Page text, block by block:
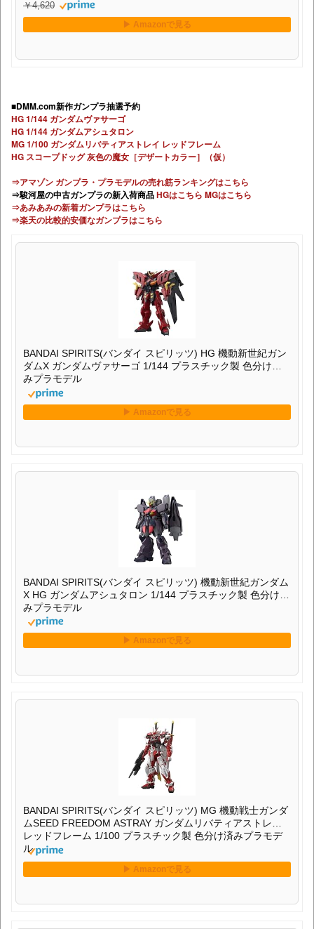
￥4,620
■DMM.com新作ガンプラ抽選予約
HG 1/144 ガンダムヴァサーゴ
HG 1/144 ガンダムアシュタロン
MG 1/100 ガンダムリバティアストレイ レッドフレーム
HG スコープドッグ 灰色の魔女［デザートカラー］（仮）
⇒アマゾン ガンプラ・プラモデルの売れ筋ランキングはこちら
⇒駿河屋の中古ガンプラの新入荷商品HGはこちら MGはこちら
⇒あみあみの新着ガンプラはこちら
⇒楽天の比較的安価なガンプラはこちら
BANDAI SPIRITS(バンダイ スピリッツ) HG 機動新世紀ガン
ダムX ガンダムヴァサーゴ 1/144 プラスチック製 色分け済
みプラモデル
BANDAI SPIRITS(バンダイ スピリッツ) 機動新世紀ガンダム
X HG ガンダムアシュタロン 1/144 プラスチック製 色分け済
みプラモデル
BANDAI SPIRITS(バンダイ スピリッツ) MG 機動戦士ガンダ
ムSEED FREEDOM ASTRAY ガンダムリバティアストレイ
レッドフレーム 1/100 プラスチック製 色分け済みプラモデ
ル